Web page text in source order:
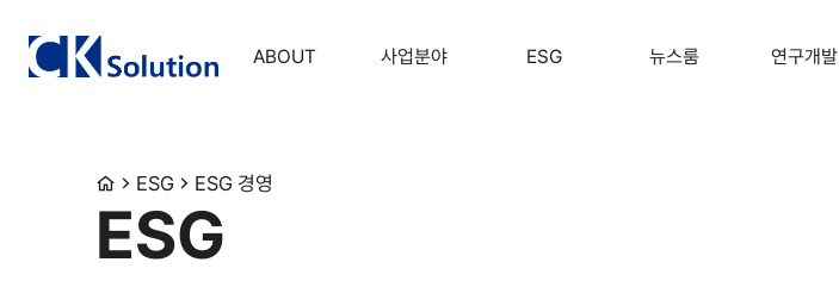
ABOUT 사업분야 ESG 뉴스룸 연구개발
ESG ESG 경영
ESG